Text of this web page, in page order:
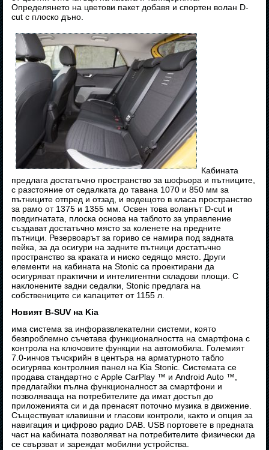
Определянето на цветови пакет добавя и спортен волан D-
cut с плоско дъно.
Кабината
предлага достатъчно пространство за шофьора и пътниците,
с разстояние от седалката до тавана 1070 и 850 мм за
пътниците отпред и отзад, и водещото в класа пространство
за рамо от 1375 и 1355 мм. Освен това воланът D-cut и
повдигнатата, плоска основа на таблото за управление
създават достатъчно място за коленете на предните
пътници. Резервоарът за гориво се намира под задната
пейка, за да осигури на задните пътници достатъчно
пространство за краката и ниско седящо място. Други
елементи на кабината на Stonic са проектирани да
осигуряват практични и интелигентни складови площи. С
наклонените задни седалки, Stonic предлага на
собствениците си капацитет от 1155 л.
Новият B-SUV на Kia
има система за инфоразвлекателни системи, която
безпроблемно съчетава функционалността на смартфона с
контрола на ключовите функции на автомобила. Големият
7.0-инчов тъчскрийн в центъра на арматурното табло
осигурява контролния панел на Kia Stonic. Системата се
продава стандартно с Apple CarPlay ™ и Android Auto ™,
предлагайки пълна функционалност за смартфони и
позволяваща на потребителите да имат достъп до
приложенията си и да пренасят поточно музика в движение.
Съществуват клавишни и гласови контроли, както и опция за
навигация и цифрово радио DAB. USB портовете в предната
част на кабината позволяват на потребителите физически да
се свързват и зареждат мобилни устройства.